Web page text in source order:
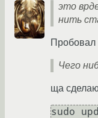
это
нить
Пробовал
Чего
ща
sudo